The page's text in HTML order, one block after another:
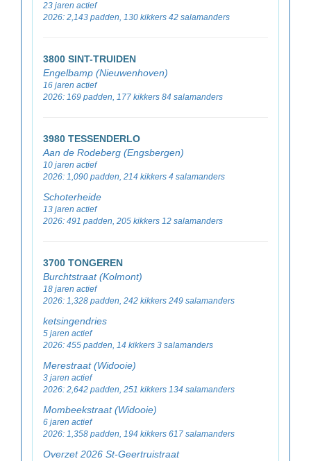
23 jaren actief
2026: 2,143 padden, 130 kikkers 42 salamanders
3800 SINT-TRUIDEN
Engelbamp (Nieuwenhoven)
16 jaren actief
2026: 169 padden, 177 kikkers 84 salamanders
3980 TESSENDERLO
Aan de Rodeberg (Engsbergen)
10 jaren actief
2026: 1,090 padden, 214 kikkers 4 salamanders
Schoterheide
13 jaren actief
2026: 491 padden, 205 kikkers 12 salamanders
3700 TONGEREN
Burchtstraat (Kolmont)
18 jaren actief
2026: 1,328 padden, 242 kikkers 249 salamanders
ketsingendries
5 jaren actief
2026: 455 padden, 14 kikkers 3 salamanders
Merestraat (Widooie)
3 jaren actief
2026: 2,642 padden, 251 kikkers 134 salamanders
Mombeekstraat (Widooie)
6 jaren actief
2026: 1,358 padden, 194 kikkers 617 salamanders
Overzet 2026 St-Geertruistraat